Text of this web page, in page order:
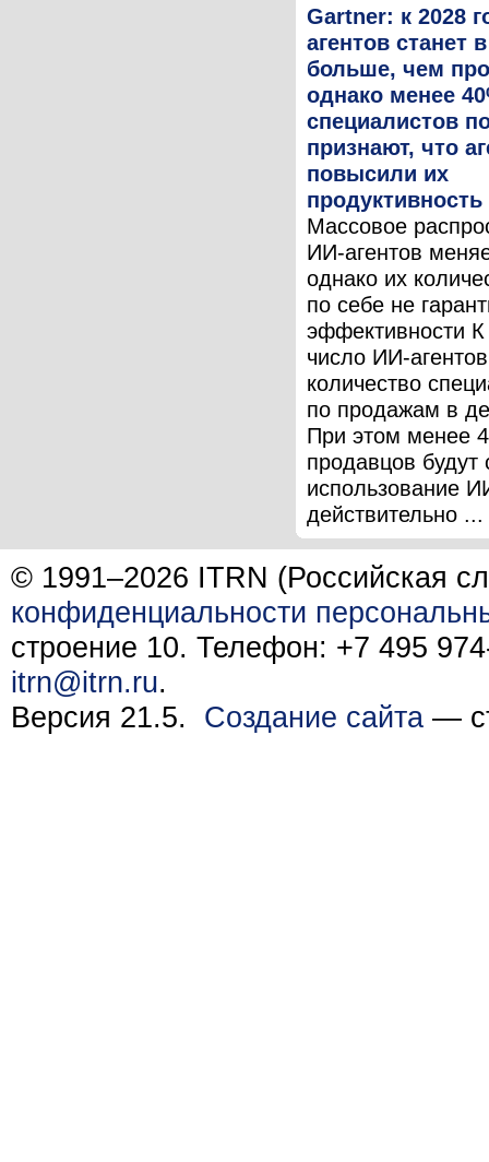
Gartner: к 2028
агентов станет
больше, чем
однако менее
специалистов
признают, что
повысили их
продуктивность
Массовое
ИИ-агентов
однако их
по себе не
эффективности К
число ИИ-
количество
по продажам в
При этом менее
продавцов будут
использование
действительно ...
© 1991–2026 ITRN (Российская
конфиденциальности
строение 10. Телефон: +7 495
itrn@itrn.ru.
Версия 21.5. Создание сайта —